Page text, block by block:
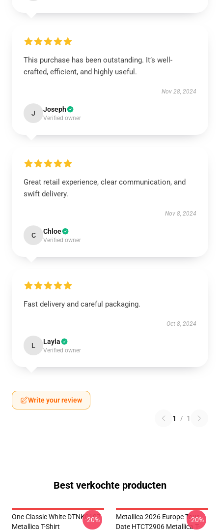
This purchase has been outstanding. It’s well-
crafted, efficient, and highly useful.
Nov 28, 2024
J Joseph
Verified owner
Great retail experience, clear communication, and
swift delivery.
Nov 8, 2024
C Chloe
Verified owner
Fast delivery and careful packaging.
Oct 8, 2024
L Layla
Verified owner
Write your review
1 / 1
Best verkochte producten
One Classic White DTNK0107
Metallica T-Shirt
-20%
Metallica 2026 Europe Tour
Date HTCT2906 Metallica T-
-20%